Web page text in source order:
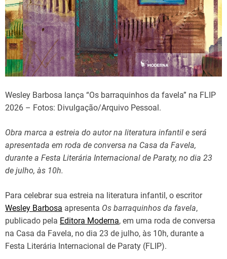
Wesley Barbosa lança “Os barraquinhos da favela” na FLIP
2026 – Fotos: Divulgação/Arquivo Pessoal.
Obra marca a estreia do autor na literatura infantil e será
apresentada em roda de conversa na Casa da Favela,
durante a Festa Literária Internacional de Paraty, no dia 23
de julho, às 10h.
Para celebrar sua estreia na literatura infantil, o escritor
Wesley Barbosa apresenta Os barraquinhos da favela,
publicado pela Editora Moderna, em uma roda de conversa
na Casa da Favela, no dia 23 de julho, às 10h, durante a
Festa Literária Internacional de Paraty (FLIP).